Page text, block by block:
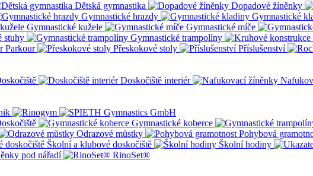
Dětská gymnastika Dopadové žíněnky
Gymnastické hrazdy Gymnastické
Gymnastické kužele Gymnastické míče
stuhy Gymnastické trampolíny
Parkour Přeskokové stoly Příslušenství
Doskočiště interiér
Gymnastické koberce
Odrazové můstky Pohybová
Školní a klubové doskočiště Školní hodiny
pod nářadí
RinoSet®